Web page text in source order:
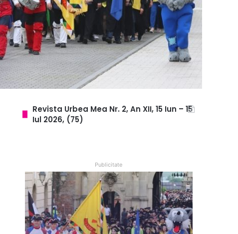
Revista Urbea Mea Nr. 2, An XII, 15 Iun – 15
Iul 2026, (75)
Publicitate